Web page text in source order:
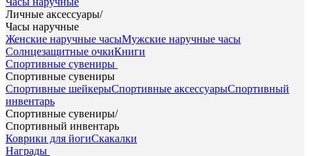
Личные аксессуары/
Часы наручные
Женские наручные часыМужские наручные часы
Солнцезащитные очкиКниги
Спортивные сувениры
Спортивные сувениры
Спортивные шейкерыСпортивные аксессуарыСпортивный
инвентарь
Спортивные сувениры/
Спортивный инвентарь
Коврики для йогиСкакалки
Награды